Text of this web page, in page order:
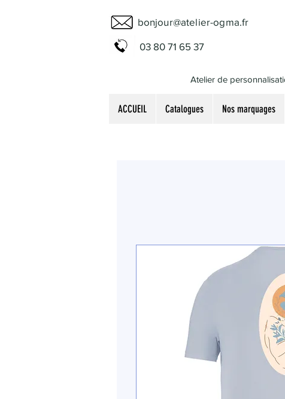
bonjour@atelier-ogma.fr
03 80 71 65 37
Atelier de
ACCUEIL Catalogues Nos marquages